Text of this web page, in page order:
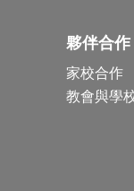
夥伴合作
家校合作
教會與學